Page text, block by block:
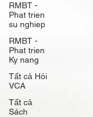
RMBT -
Phat trien
su nghiep
RMBT -
Phat trien
Ky nang
Tất cả Hỏi
VCA
Tất cả
Sách